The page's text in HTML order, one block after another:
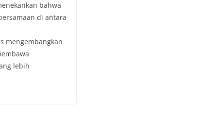
bahwa
di antara
mengembangkan
lebih